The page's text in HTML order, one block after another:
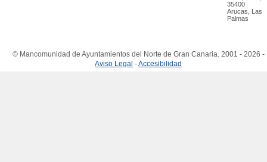
35400
Arucas, Las
Palmas
© Mancomunidad de Ayuntamientos del Norte de Gran Canaria. 2001 - 2026 -
Aviso Legal -Accesibilidad